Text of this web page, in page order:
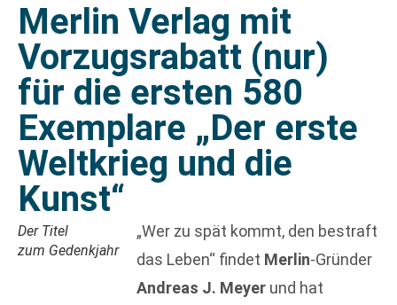
Merlin Verlag mit
Vorzugsrabatt (nur)
für die ersten 580
Exemplare „Der erste
Weltkrieg und die
Kunst“
Der Titel
zum Gedenkjahr
„Wer zu spät kommt, den bestraft
das Leben“ findet Merlin-Gründer
Andreas J. Meyer und hat